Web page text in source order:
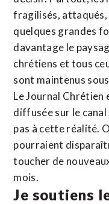
fragilisés, attaqués,
quelques grandes
davantage le
chrétiens et tous
sont maintenus
Le Journal Chrétien
diffusée sur le canal
pas à cette réalité.
pourraient
toucher de
mois.
Je soutiens